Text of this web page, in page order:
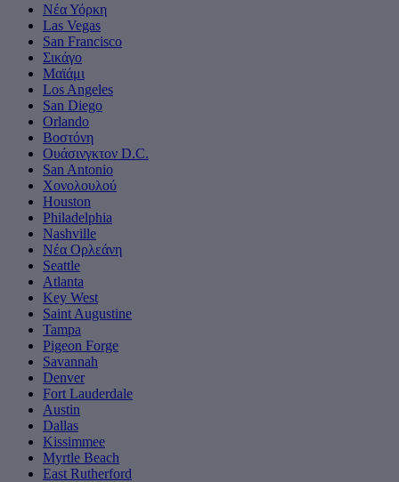
Νέα Υόρκη
Las Vegas
San Francisco
Σικάγο
Μαϊάμι
Los Angeles
San Diego
Orlando
Βοστόνη
Ουάσινγκτον D.C.
San Antonio
Χονολουλού
Houston
Philadelphia
Nashville
Νέα Ορλεάνη
Seattle
Atlanta
Key West
Saint Augustine
Tampa
Pigeon Forge
Savannah
Denver
Fort Lauderdale
Austin
Dallas
Kissimmee
Myrtle Beach
East Rutherford